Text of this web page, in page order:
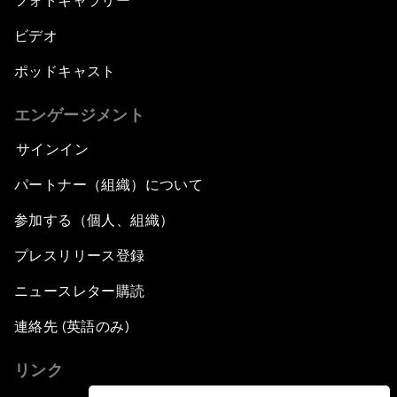
ビデオ
ポッドキャスト
エンゲージメント
サインイン
パートナー（組織）について
参加する（個人、組織）
プレスリリース登録
ニュースレター購読
連絡先 (英語のみ)
リンク